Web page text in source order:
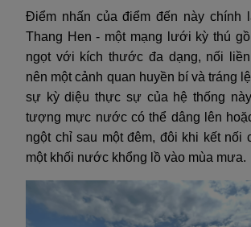
Điểm nhấn của điểm đến này chính
Thang Hen - một mạng lưới kỳ thú
ngọt với kích thước đa dạng, nối
nên một cảnh quan huyền bí và tráng
sự kỳ diệu thực sự của hệ thống
tượng mực nước có thể dâng lên
ngột chỉ sau một đêm, đôi khi kết nối
một khối nước khổng lồ vào mùa mưa.